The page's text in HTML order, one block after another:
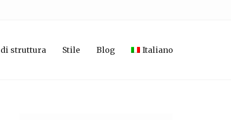
struttura Stile Blog Italiano